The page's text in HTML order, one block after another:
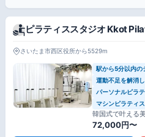
ピラティススタジオ Kkot
さいたま市西区役所から5529m
駅から5分以内の
運動不足を解消
パーソナルピラ
マシンピラティ
韓国式で叶える
72,000円〜